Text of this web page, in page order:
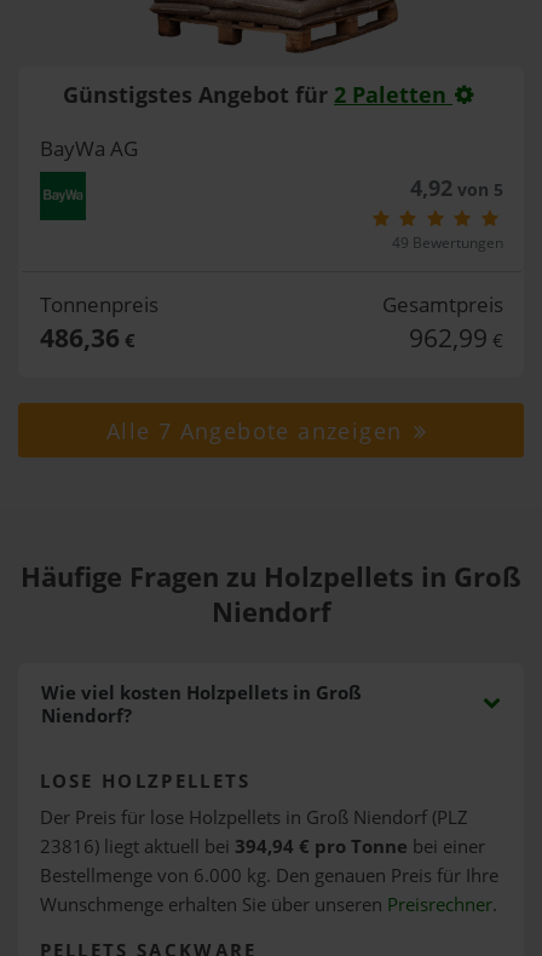
Günstigstes Angebot für 2 Paletten
BayWa AG
4,92von 5
49 Bewertungen
Tonnenpreis
486,36 €
Gesamtpreis
962,99 €
Alle 7 Angebote anzeigen
Häufige Fragen zu Holzpellets in Groß
Niendorf
Wie viel kosten Holzpellets in Groß
Niendorf?
LOSE HOLZPELLETS
Der Preis für lose Holzpellets in Groß Niendorf (PLZ
23816) liegt aktuell bei 394,94 € pro Tonne bei einer
Bestellmenge von 6.000 kg. Den genauen Preis für Ihre
Wunschmenge erhalten Sie über unseren Preisrechner.
PELLETS SACKWARE